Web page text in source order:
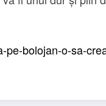
bolojan-o-sa-